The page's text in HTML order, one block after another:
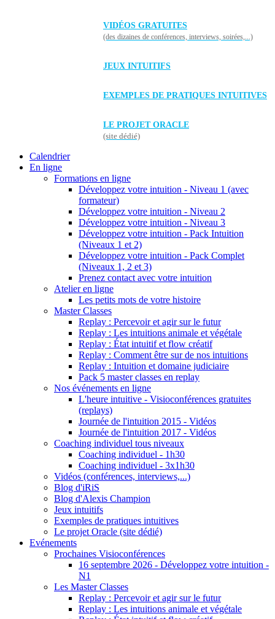
VIDÉOS GRATUITES
(des dizaines de conférences, interviews, soirées,...)
JEUX INTUITIFS
EXEMPLES DE PRATIQUES INTUITIVES
LE PROJET ORACLE
(site dédié)
Calendrier
En ligne
Formations en ligne
Développez votre intuition - Niveau 1 (avec
formateur)
Développez votre intuition - Niveau 2
Développez votre intuition - Niveau 3
Développez votre intuition - Pack Intuition
(Niveaux 1 et 2)
Développez votre intuition - Pack Complet
(Niveaux 1, 2 et 3)
Prenez contact avec votre intuition
Atelier en ligne
Les petits mots de votre histoire
Master Classes
Replay : Percevoir et agir sur le futur
Replay : Les intuitions animale et végétale
Replay : État intuitif et flow créatif
Replay : Comment être sur de nos intuitions
Replay : Intuition et domaine judiciaire
Pack 5 master classes en replay
Nos événements en ligne
L'heure intuitive - Visioconférences gratuites
(replays)
Journée de l'intuition 2015 - Vidéos
Journée de l'intuition 2017 - Vidéos
Coaching individuel tous niveaux
Coaching individuel - 1h30
Coaching individuel - 3x1h30
Vidéos (conférences, interviews,...)
Blog d'iRiS
Blog d'Alexis Champion
Jeux intuitifs
Exemples de pratiques intuitives
Le projet Oracle (site dédié)
Evénements
Prochaines Visioconférences
16 septembre 2026 - Développez votre intuition -
N1
Les Master Classes
Replay : Percevoir et agir sur le futur
Replay : Les intuitions animale et végétale